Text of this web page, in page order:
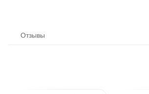
Отзывы